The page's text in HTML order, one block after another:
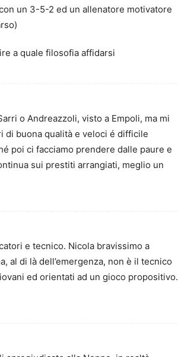
un 3-5-2 ed un allenatore motivatore
a quale filosofia affidarsi
o Andreazzoli, visto a Empoli, ma mi
buona qualità e veloci é difficile
poi ci facciamo prendere dalle paure e
sui prestiti arrangiati, meglio un
e tecnico. Nicola bravissimo a
al di là dell’emergenza, non è il tecnico
ed orientati ad un gioco propositivo.